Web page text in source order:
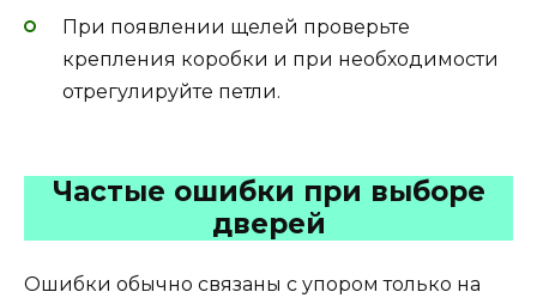
При появлении щелей проверьте
крепления коробки и при необходимости
отрегулируйте петли.
Частые ошибки при выборе
дверей
Ошибки обычно связаны с упором только на